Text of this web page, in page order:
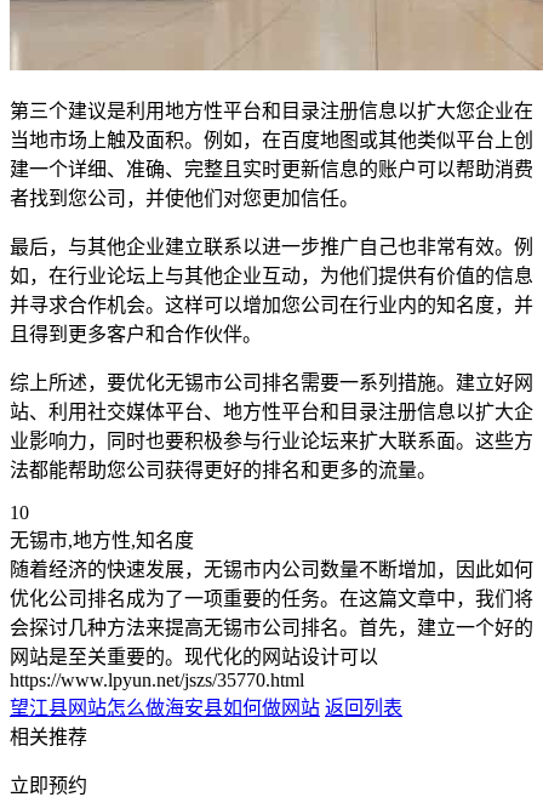
第三个建议是利用地方性平台和目录注册信息以扩大您企业在
当地市场上触及面积。例如，在百度地图或其他类似平台上创
建一个详细、准确、完整且实时更新信息的账户可以帮助消费
者找到您公司，并使他们对您更加信任。
最后，与其他企业建立联系以进一步推广自己也非常有效。例
如，在行业论坛上与其他企业互动，为他们提供有价值的信息
并寻求合作机会。这样可以增加您公司在行业内的知名度，并
且得到更多客户和合作伙伴。
综上所述，要优化无锡市公司排名需要一系列措施。建立好网
站、利用社交媒体平台、地方性平台和目录注册信息以扩大企
业影响力，同时也要积极参与行业论坛来扩大联系面。这些方
法都能帮助您公司获得更好的排名和更多的流量。
10
无锡市,地方性,知名度
随着经济的快速发展，无锡市内公司数量不断增加，因此如何
优化公司排名成为了一项重要的任务。在这篇文章中，我们将
会探讨几种方法来提高无锡市公司排名。首先，建立一个好的
网站是至关重要的。现代化的网站设计可以
https://www.lpyun.net/jszs/35770.html
望江县网站怎么做海安县如何做网站 返回列表
相关推荐
立即预约